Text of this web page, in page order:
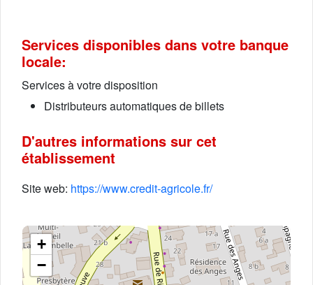
Services disponibles dans votre banque
locale:
Services à votre disposition
Distributeurs automatiques de billets
D'autres informations sur cet
établissement
Site web: https://www.credit-agricole.fr/
+
−